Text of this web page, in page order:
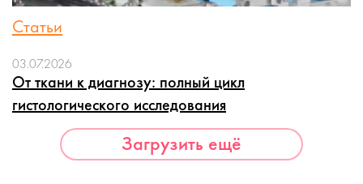
Статьи
03.07.2026
От ткани к диагнозу: полный цикл
гистологического исследования
Загрузить ещё